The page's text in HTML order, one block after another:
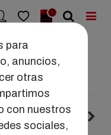
para
anuncios,
otras
con nuestros
sociales,
0
Sexual
Anterior
2/3